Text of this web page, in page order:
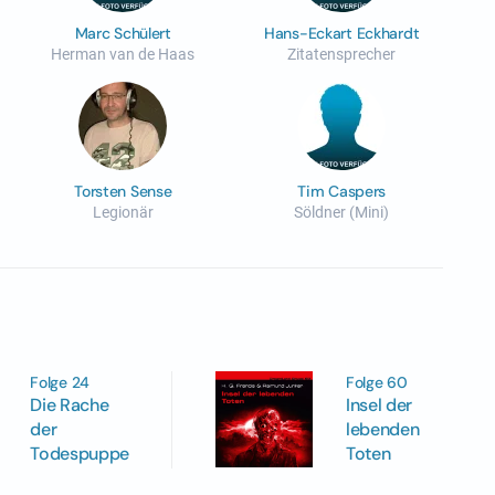
Marc Schülert
Herman van de Haas
Hans-Eckart Eckhardt
Zitatensprecher
Torsten Sense
Legionär
Tim Caspers
Söldner (Mini)
Folge 24
Die Rache
der
Todespuppe
Folge 60
Insel der
lebenden
Toten